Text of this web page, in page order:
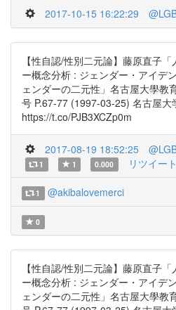
2017-10-15 16:22:29
【性自認/性別二元論】藤原直子
ー概念分析 : ジェンダー・アイデ
ェンダーの二元性」名古屋大學教
号 P.67-77 (1997-03-25) 名古屋大
https://t.co/PJB3XCZp0m
2017-08-19 18:52:25
1 1 0.000 リツイー
1 @akibalovemerci
0
【性自認/性別二元論】藤原直子
ー概念分析 : ジェンダー・アイデ
ェンダーの二元性」名古屋大學教